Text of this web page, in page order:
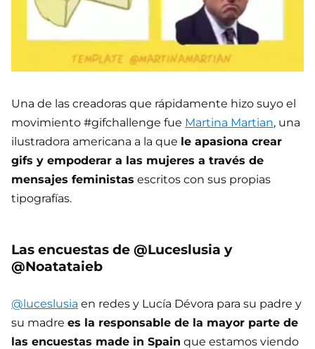
Una de las creadoras que rápidamente hizo suyo el
movimiento #gifchallenge fue Martina Martian, una
ilustradora americana a la que le apasiona crear
gifs y empoderar a las mujeres a través de
mensajes feministas escritos con sus propias
tipografías.
Las encuestas de @Luceslusia y
@Noatataieb
@luceslusia en redes y Lucía Dévora para su padre y
su madre es la responsable de la mayor parte de
las encuestas made in Spain que estamos viendo